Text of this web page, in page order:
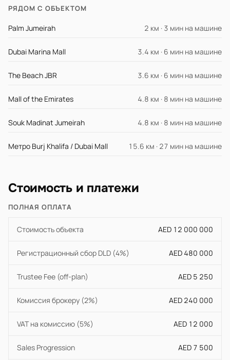
РЯДОМ С ОБЪЕКТОМ
Palm Jumeirah 2 км · 3 мин на машине
Dubai Marina Mall 3.4 км · 6 мин на машине
The Beach JBR 3.6 км · 6 мин на машине
Mall of the Emirates 4.8 км · 8 мин на машине
Souk Madinat Jumeirah 4.8 км · 8 мин на машине
Метро Burj Khalifa / Dubai Mall 15.6 км · 27 мин на машине
Стоимость и платежи
ПОЛНАЯ ОПЛАТА
Стоимость объекта AED 12 000 000
Регистрационный сбор DLD (4%) AED 480 000
Trustee Fee (off-plan) AED 5 250
Комиссия брокеру (2%) AED 240 000
VAT на комиссию (5%) AED 12 000
Sales Progression AED 7 500